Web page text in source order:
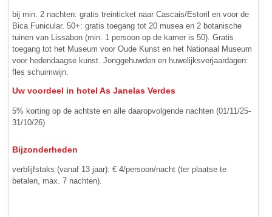
bij min. 2 nachten: gratis treinticket naar Cascais/Estoril en voor de
Bica Funicular. 50+: gratis toegang tot 20 musea en 2 botanische
tuinen van Lissabon (min. 1 persoon op de kamer is 50). Gratis
toegang tot het Museum voor Oude Kunst en het Nationaal Museum
voor hedendaagse kunst. Jonggehuwden en huwelijksverjaardagen:
fles schuimwijn.
Uw voordeel in hotel As Janelas Verdes
5% korting op de achtste en alle daaropvolgende nachten (01/11/25-
31/10/26)
Bijzonderheden
verblijfstaks (vanaf 13 jaar): € 4/persoon/nacht (ter plaatse te
betalen, max. 7 nachten).